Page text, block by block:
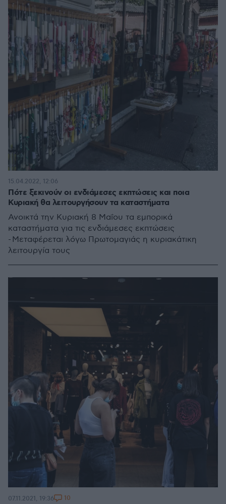
Πότε ξεκινούν οι ενδιάμεσες εκπτώσεις και ποια
Κυριακή θα λειτουργήσουν τα καταστήματα
Ανοικτά την Κυριακή 8 Μαΐου τα εμπορικά
καταστήματα για τις ενδιάμεσες εκπτώσεις
- Μεταφέρεται λόγω Πρωτομαγιάς η κυριακάτικη
λειτουργία τους
15.04.2022, 12:06
07.11.2021, 19:36 10